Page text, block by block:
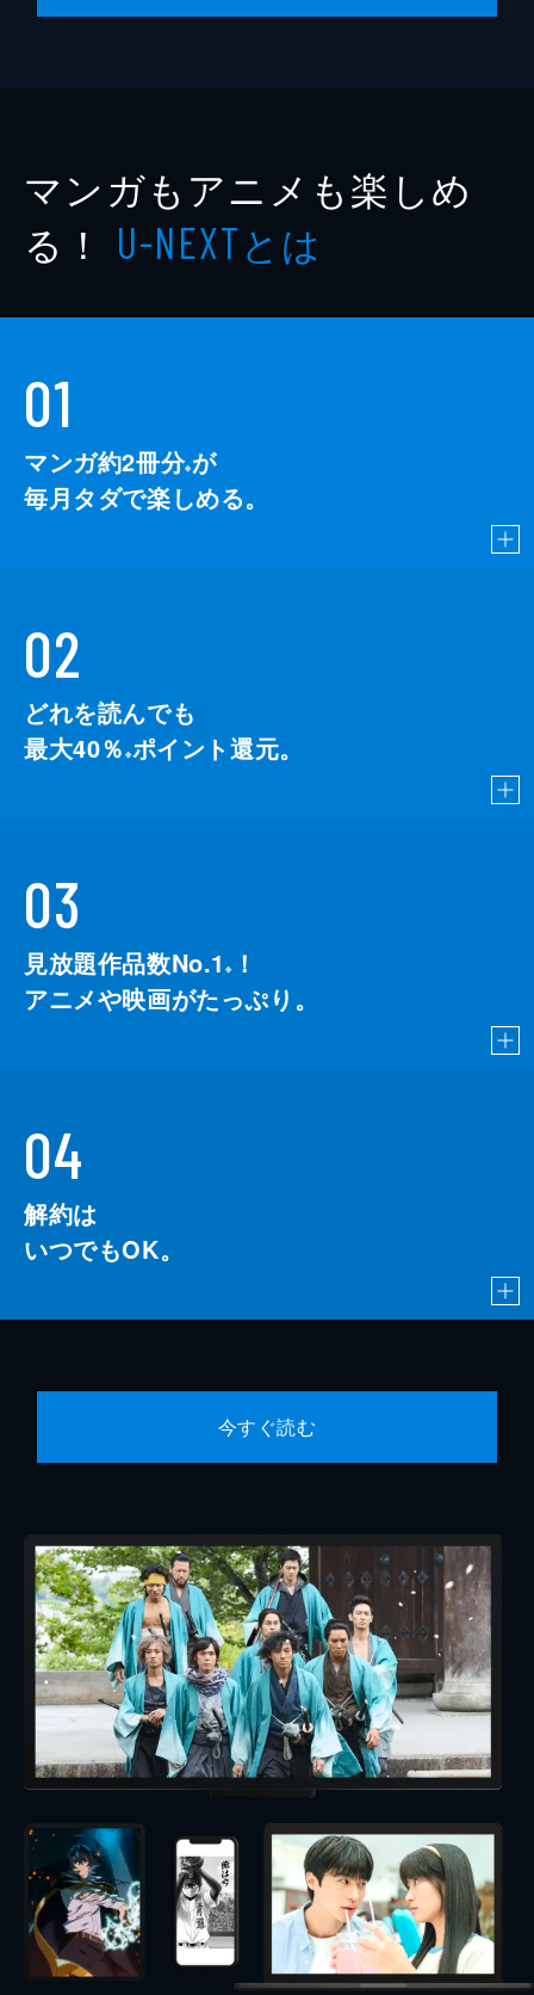
マンガもアニメも楽しめ
る！ U-NEXTとは
01
マンガ約2冊分※が
毎月タダで楽しめる。
02
どれを読んでも
最大40％ ※ポイント還元。
03
見放題作品数No.1 ※
！
アニメや映画がたっぷり。
04
解約は
いつでもOK。
今すぐ読む